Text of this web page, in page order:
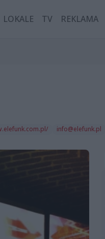
LOKALE TV REKLAMA
info@elefunk.pl